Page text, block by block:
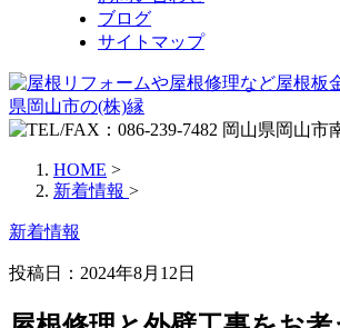
ブログ
サイトマップ
HOME >
新着情報 >
新着情報
投稿日：2024年8月12日